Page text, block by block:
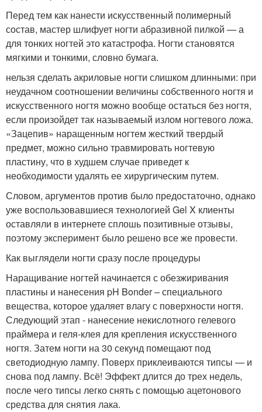
Перед тем как нанести искусственный полимерный
состав, мастер шлифует ногти абразивной пилкой — а
для тонких ногтей это катастрофа. Ногти становятся
мягкими и тонкими, словно бумага.
нельзя сделать акриловые ногти слишком длинными: при
неудачном соотношении величины собственного ногтя и
искусственного ногтя можно вообще остаться без ногтя,
если произойдет так называемый излом ногтевого ложа.
«Зацепив» наращенным ногтем жесткий твердый
предмет, можно сильно травмировать ногтевую
пластину, что в худшем случае приведет к
необходимости удалять ее хирургическим путем.
Словом, аргументов против было предостаточно, однако
уже воспользовавшиеся технологией Gel X клиенты
оставляли в интернете сплошь позитивные отзывы,
поэтому эксперимент было решено все же провести.
Как выглядели ногти сразу после процедуры
Наращивание ногтей начинается с обезжиривания
пластины и нанесения pH Bonder – специального
вещества, которое удаляет влагу с поверхности ногтя.
Следующий этап - нанесение некислотного гелевого
праймера и геля-клея для крепления искусственного
ногтя. Затем ногти на 30 секунд помещают под
светодиодную лампу. Поверх приклеиваются типсы — и
снова под лампу. Всё! Эффект длится до трех недель,
после чего типсы легко снять с помощью ацетонового
средства для снятия лака.